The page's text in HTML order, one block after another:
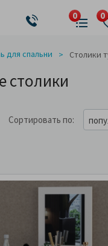
для спальни Столики
столики
Сортировать по